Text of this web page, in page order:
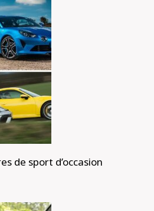
de sport d’occasion